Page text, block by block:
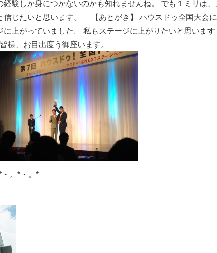
経験しか身につかないのかも知れませんね。
でも１ミリは、
信じたいと思います。
【あとがき】
ハウスドゥ全国大会
上がっていました。
私もステージに上がりたいと思います
様、お目出度う御座います。
。*・。*